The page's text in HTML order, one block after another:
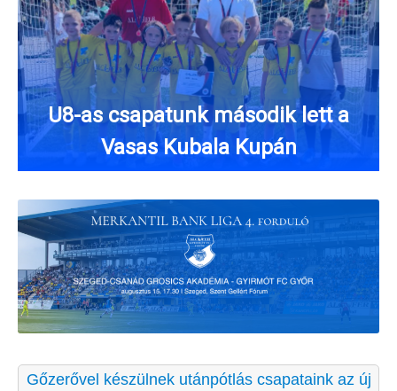
U8-as csapatunk második lett a
Vasas Kubala Kupán
Gőzerővel készülnek utánpótlás csapataink az új